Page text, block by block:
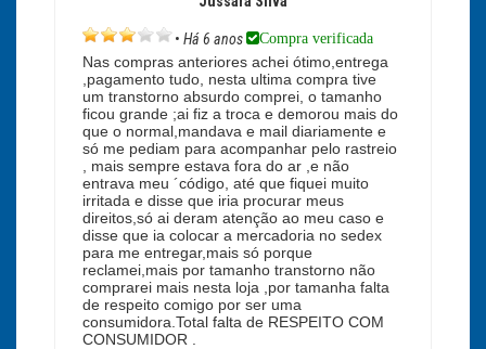
• Há 6 anos Compra verificada
Nas compras anteriores achei ótimo,entrega
,pagamento tudo, nesta ultima compra tive
um transtorno absurdo comprei, o tamanho
ficou grande ;ai fiz a troca e demorou mais do
que o normal,mandava e mail diariamente e
só me pediam para acompanhar pelo rastreio
, mais sempre estava fora do ar ,e não
entrava meu ´código, até que fiquei muito
irritada e disse que iria procurar meus
direitos,só ai deram atenção ao meu caso e
disse que ia colocar a mercadoria no sedex
para me entregar,mais só porque
reclamei,mais por tamanho transtorno não
comprarei mais nesta loja ,por tamanha falta
de respeito comigo por ser uma
consumidora.Total falta de RESPEITO COM
CONSUMIDOR .